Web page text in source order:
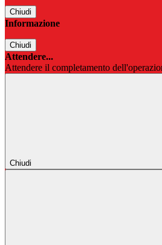
Chiudi
Informazione
Chiudi
Attendere...
Attendere il completamento
Chiudi